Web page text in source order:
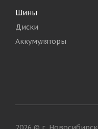
Шины
Диски
Аккумуляторы